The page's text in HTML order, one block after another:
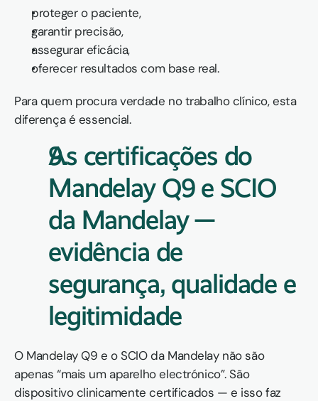
proteger o paciente,
garantir precisão,
assegurar eficácia,
oferecer resultados com base real.
Para quem procura verdade no trabalho clínico, esta
diferença é essencial.
As certificações do
Mandelay Q9 e SCIO
da Mandelay —
evidência de
segurança, qualidade e
legitimidade
O Mandelay Q9 e o SCIO da Mandelay não são
apenas “mais um aparelho electrónico”. São
dispositivo clinicamente certificados — e isso faz